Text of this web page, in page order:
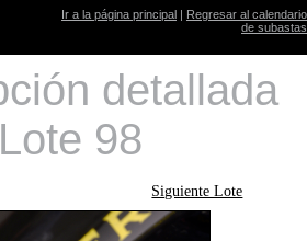
Ir a la página principal | Regresar al calendario
de subastas
detallada
Lote 98
Siguiente Lote